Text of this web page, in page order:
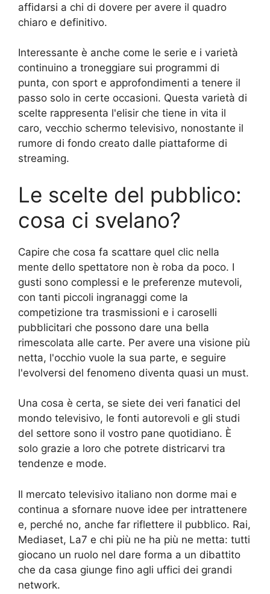
affidarsi a chi di dovere per avere il quadro
chiaro e definitivo.
Interessante è anche come le serie e i varietà
continuino a troneggiare sui programmi di
punta, con sport e approfondimenti a tenere il
passo solo in certe occasioni. Questa varietà di
scelte rappresenta l'elisir che tiene in vita il
caro, vecchio schermo televisivo, nonostante il
rumore di fondo creato dalle piattaforme di
streaming.
Le scelte del pubblico:
cosa ci svelano?
Capire che cosa fa scattare quel clic nella
mente dello spettatore non è roba da poco. I
gusti sono complessi e le preferenze mutevoli,
con tanti piccoli ingranaggi come la
competizione tra trasmissioni e i caroselli
pubblicitari che possono dare una bella
rimescolata alle carte. Per avere una visione più
netta, l'occhio vuole la sua parte, e seguire
l'evolversi del fenomeno diventa quasi un must.
Una cosa è certa, se siete dei veri fanatici del
mondo televisivo, le fonti autorevoli e gli studi
del settore sono il vostro pane quotidiano. È
solo grazie a loro che potrete districarvi tra
tendenze e mode.
Il mercato televisivo italiano non dorme mai e
continua a sfornare nuove idee per intrattenere
e, perché no, anche far riflettere il pubblico. Rai,
Mediaset, La7 e chi più ne ha più ne metta: tutti
giocano un ruolo nel dare forma a un dibattito
che da casa giunge fino agli uffici dei grandi
network.